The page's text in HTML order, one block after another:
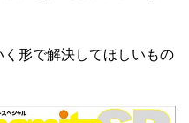
形で解決してほしいもの